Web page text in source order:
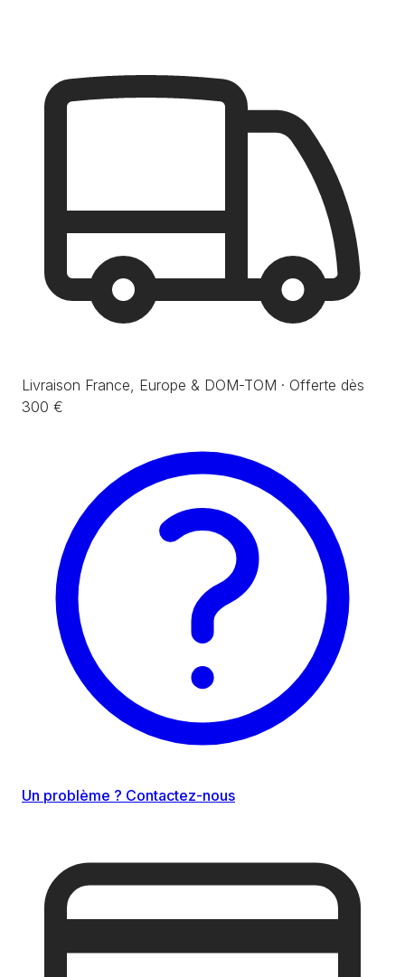
Livraison France, Europe & DOM-TOM · Offerte dès
300 €
Un problème ? Contactez-nous